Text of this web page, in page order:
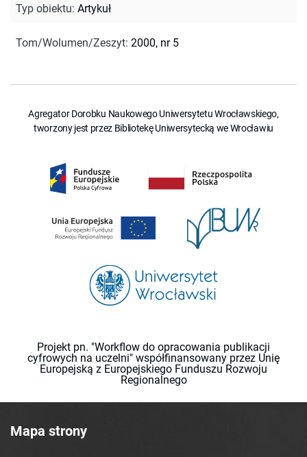
Typ obiektu: Artykuł
Tom/Wolumen/Zeszyt: 2000, nr 5
Agregator Dorobku Naukowego Uniwersytetu Wrocławskiego,
tworzony jest przez Bibliotekę Uniwersytecką we Wrocławiu
Projekt pn. "Workflow do opracowania publikacji
cyfrowych na uczelni" współfinansowany przez Unię
Europejską z Europejskiego Funduszu Rozwoju
Regionalnego
Mapa strony